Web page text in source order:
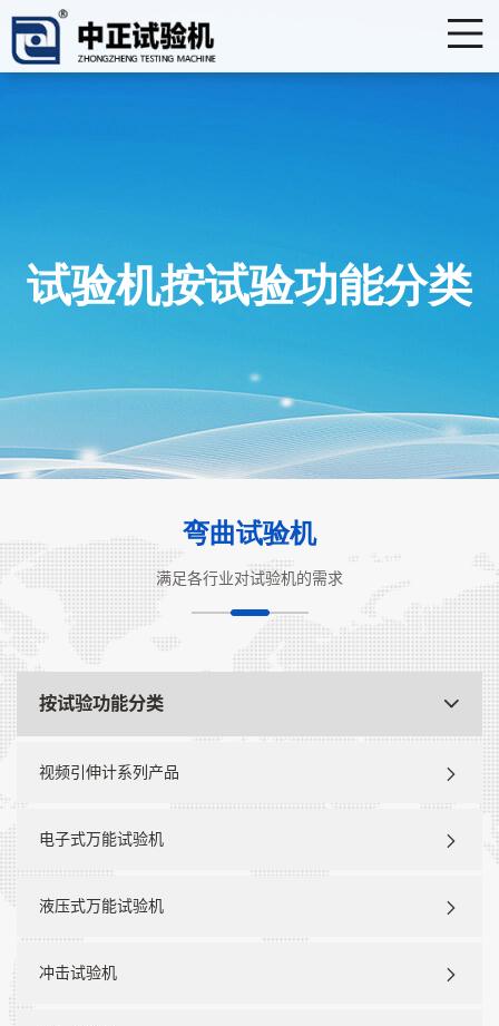
试验机按试验功能分类
弯曲试验机
满足各行业对试验机的需求
按试验功能分类
视频引伸计系列产品
电子式万能试验机
液压式万能试验机
冲击试验机